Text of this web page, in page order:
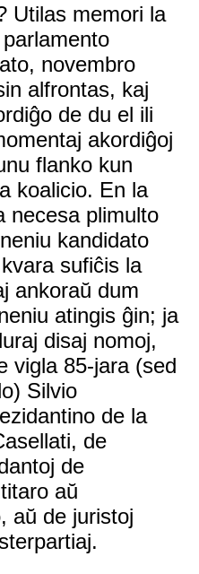
Utilas memori la
novembro
alfrontas, kaj
de du el ili
akordiĝoj
flanko kun
koalicio. En la
necesa plimulto
kandidato
sufiĉis la
ankoraŭ dum
atingis ĝin; ja
disaj nomoj,
vigla 85-jara (sed
Silvio
de la
de
de
aŭ
aŭ de juristoj